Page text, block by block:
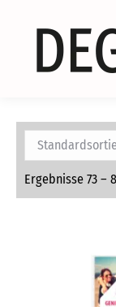
Ergebnisse 73 –